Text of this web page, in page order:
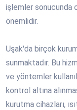
işlemler sonucunda
önemlidir.
Uşak'da birçok
sunmaktadır. Bu
ve yöntemler
kontrol altına
kurutma cihazları,